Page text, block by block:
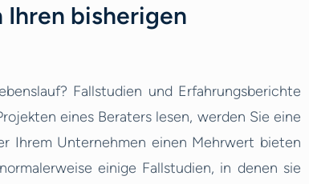
Ihren bisherigen
Fallstudien und Erfahrungsberichte
eines Beraters lesen, werden Sie eine
Ihrem Unternehmen einen Mehrwert bieten
einige Fallstudien, in denen sie